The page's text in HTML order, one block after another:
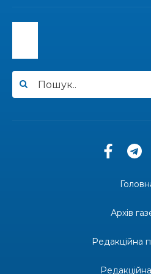
13:33
30 лип
«Дві музи» у Рівному:
Одна з найяскравіших
Архів
Редакційна
Редакційна